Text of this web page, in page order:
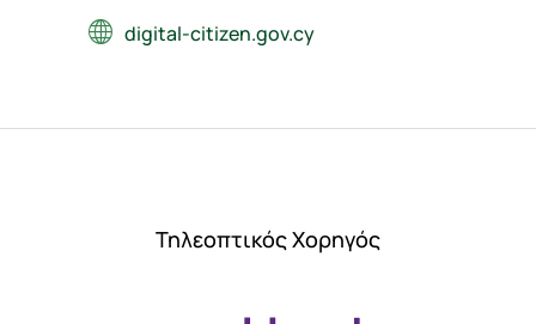
digital-citizen.gov.cy
Τηλεοπτικός Χορηγός